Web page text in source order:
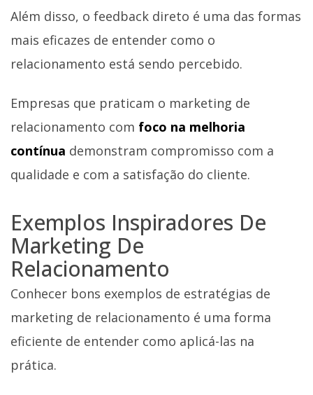
Além disso, o feedback direto é uma das formas
mais eficazes de entender como o
relacionamento está sendo percebido.
Empresas que praticam o marketing de
relacionamento com foco na melhoria
contínua demonstram compromisso com a
qualidade e com a satisfação do cliente.
Exemplos Inspiradores De
Marketing De
Relacionamento
Conhecer bons exemplos de estratégias de
marketing de relacionamento é uma forma
eficiente de entender como aplicá-las na
prática.